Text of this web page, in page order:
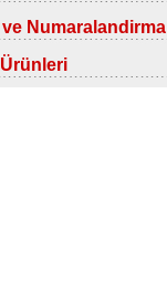
ve Numaralandirma